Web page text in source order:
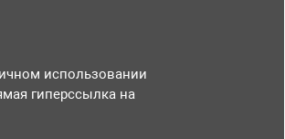
использовании
гиперссылка на